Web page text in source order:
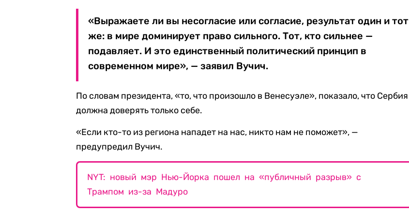
«Выражаете ли вы несогласие или согласие, результат один и тот
же: в мире доминирует право сильного. Тот, кто сильнее —
подавляет. И это единственный политический принцип в
современном мире», — заявил Вучич.
По словам президента, «то, что произошло в Венесуэле», показало, что Сербия
должна доверять только себе.
«Если кто-то из региона нападет на нас, никто нам не поможет», —
предупредил Вучич.
NYT: новый мэр Нью-Йорка пошел на «публичный разрыв» с
Трампом из-за Мадуро